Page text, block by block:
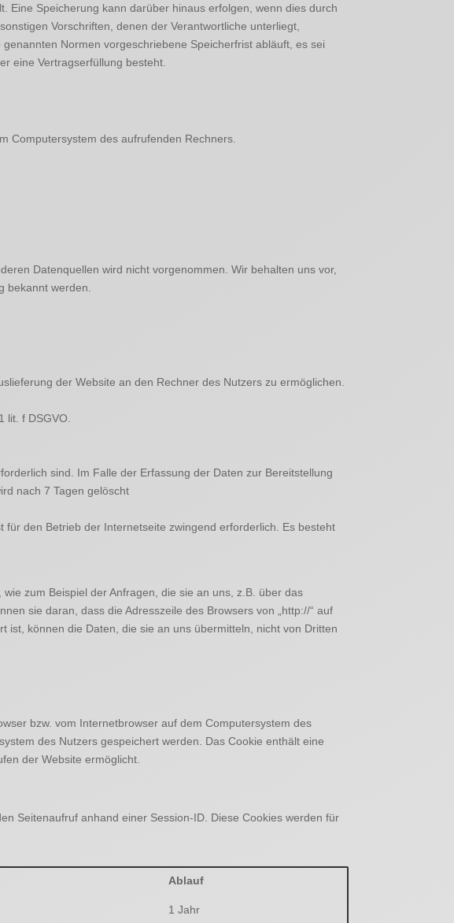
Eine Speicherung kann darüber hinaus erfolgen, wenn dies durch
Vorschriften, denen der Verantwortliche unterliegt,
Normen vorgeschriebene Speicherfrist abläuft, es sei
eine Vertragserfüllung besteht.
Computersystem des aufrufenden Rechners.
Datenquellen wird nicht vorgenommen. Wir behalten uns vor,
bekannt werden.
der Website an den Rechner des Nutzers zu ermöglichen.
f DSGVO.
sind. Im Falle der Erfassung der Daten zur Bereitstellung
nach 7 Tagen gelöscht
den Betrieb der Internetseite zwingend erforderlich. Es besteht
zum Beispiel der Anfragen, die sie an uns, z.B. über das
sie daran, dass die Adresszeile des Browsers von „http://“ auf
ist, können die Daten, die sie an uns übermitteln, nicht von Dritten
bzw. vom Internetbrowser auf dem Computersystem des
des Nutzers gespeichert werden. Das Cookie enthält eine
der Website ermöglicht.
Seitenaufruf anhand einer Session-ID. Diese Cookies werden für
Ablauf
1 Jahr